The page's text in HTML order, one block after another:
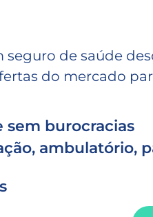
de saúde
do mercado
sem burocracias
ambulatório,